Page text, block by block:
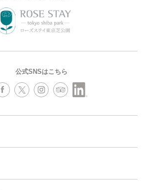
公式SNSはこちら